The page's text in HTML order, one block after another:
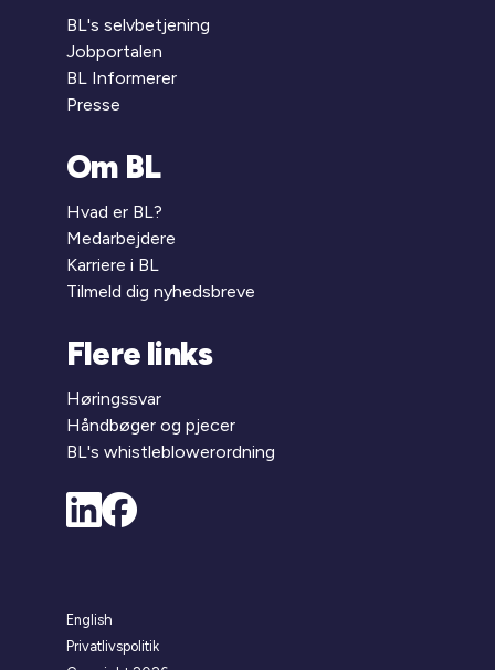
BL's selvbetjening
Jobportalen
BL Informerer
Presse
Om BL
Hvad er BL?
Medarbejdere
Karriere i BL
Tilmeld dig nyhedsbreve
Flere links
Høringssvar
Håndbøger og pjecer
BL's whistleblowerordning
English
Privatlivspolitik